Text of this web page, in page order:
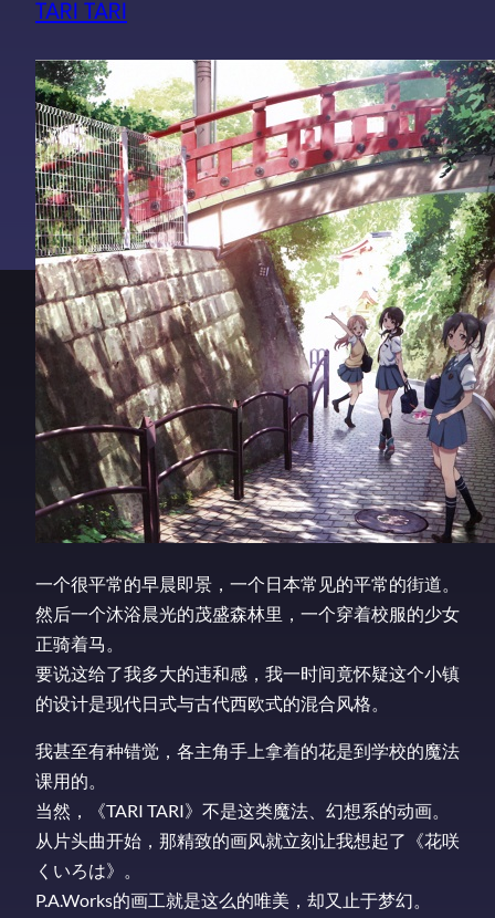
TARI TARI
一个很平常的早晨即景，一个日本常见的平常的街道。
然后一个沐浴晨光的茂盛森林里，一个穿着校服的少女
正骑着马。
要说这给了我多大的违和感，我一时间竟怀疑这个小镇
的设计是现代日式与古代西欧式的混合风格。
我甚至有种错觉，各主角手上拿着的花是到学校的魔法
课用的。
当然，《TARI TARI》不是这类魔法、幻想系的动画。
从片头曲开始，那精致的画风就立刻让我想起了《花咲
くいろは》。
P.A.Works的画工就是这么的唯美，却又止于梦幻。